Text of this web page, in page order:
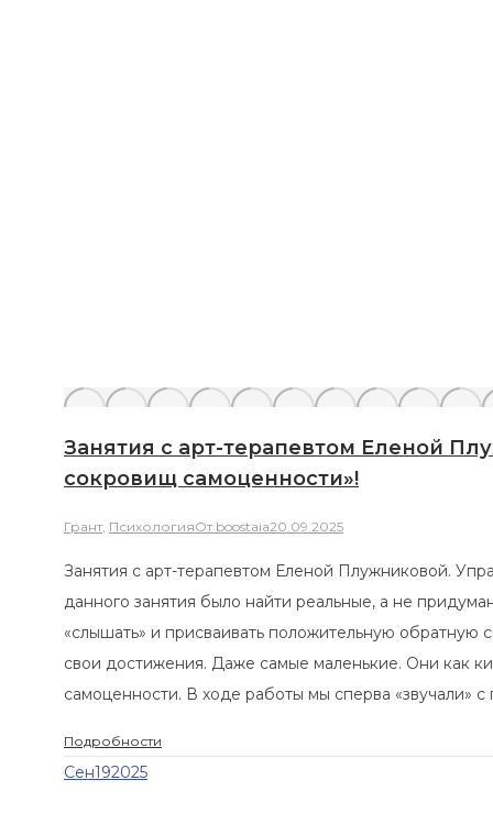
Занятия с арт-терапевтом Еленой
сокровищ самоценности»!
ПсихологияОтboostaia20.09.2025
Занятия с арт-терапевтом Еленой Плужниковой.
данного занятия было найти реальные, а не придуманные,
«слышать» и присваивать положительную обратную связь
свои достижения. Даже самые маленькие. Они как
самоценности. В ходе работы мы сперва «звучали» с
Подробности
2025